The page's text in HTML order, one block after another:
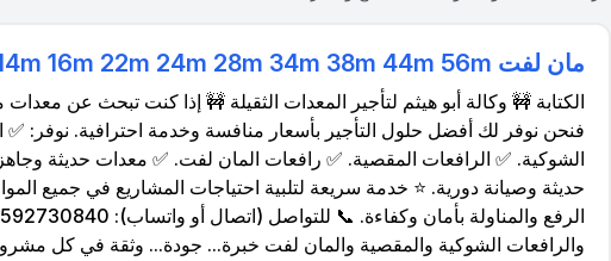
مان لفت 14m 16m 22m 24m 28m 34m 38m 44m 56m للايجار
الكتابة 🚧 وكالة أبو هيثم لتأجير المعدات الثقيلة 🚧 إذا كنت تبحث عن معدات
فنحن نوفر لك أفضل حلول التأجير بأسعار منافسة وخدمة احترافية. نوفر: ✅
الشوكية. ✅ الرافعات المقصية. ✅ رافعات المان لفت. ✅ معدات حديثة
حديثة وصيانة دورية. ⭐ خدمة سريعة لتلبية احتياجات المشاريع في جميع
والرافعات الشوكية والمقصية والمان لفت خبرة... جودة... وثقة في كل